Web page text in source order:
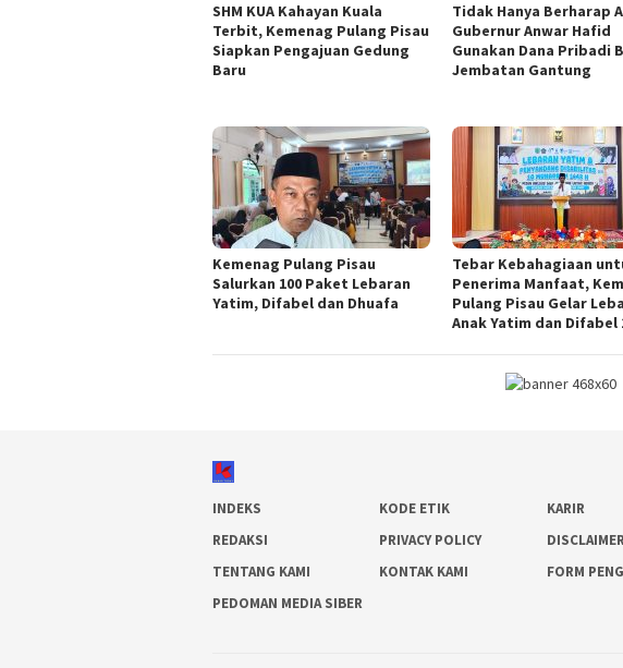
SHM KUA Kahayan Kuala
Terbit, Kemenag Pulang Pisau
Siapkan Pengajuan Gedung
Baru
Tidak Hanya Berharap
Gubernur Anwar Hafid
Gunakan Dana Pribadi
Jembatan Gantung
Kemenag Pulang Pisau
Salurkan 100 Paket Lebaran
Yatim, Difabel dan Dhuafa
Tebar Kebahagiaan
Penerima Manfaat,
Pulang Pisau Gelar
Anak Yatim dan Difabel
INDEKS KODE ETIK
KARIR
REDAKSI
PRIVACY POLICY
TENTANG KAMI
KONTAK KAMI
FORM
PEDOMAN MEDIA SIBER